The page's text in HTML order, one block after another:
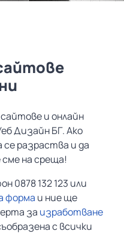
и онлайн
Дизайн БГ. Ако
разраства и да
на среща!
0878 132 123 или
форма и ние ще
за изработване
с всички